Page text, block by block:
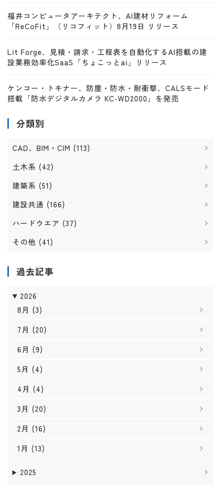
福井コンピュータアーキテクト、AI建材リフォーム
「ReCoFit」（リコフィット）8月19日 リリース
Lit Forge、見積・請求・工程表を自動化するAI搭載の建
設業務効率化SaaS「ちょこっとai」リリース
ケンコー・トキナー、防塵・防水・耐衝撃、CALSモード
搭載「防水デジタルカメラ KC-WD2000」を発売
分類別
CAD、BIM・CIM (113)
土木系 (42)
建築系 (51)
建設共通 (166)
ハードウエア (37)
その他 (41)
過去記事
2026
8月 (3)
7月 (20)
6月 (9)
5月 (4)
4月 (4)
3月 (20)
2月 (16)
1月 (13)
2025